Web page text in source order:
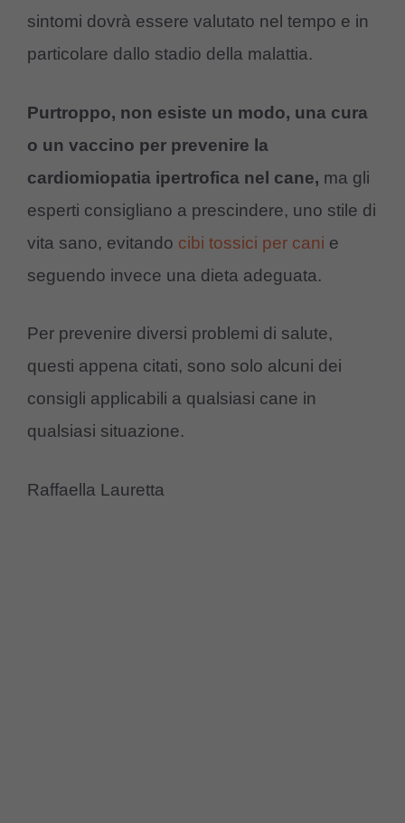
sintomi dovrà essere valutato nel tempo e in
particolare dallo stadio della malattia.
Purtroppo, non esiste un modo, una cura
o un vaccino per prevenire la
cardiomiopatia ipertrofica nel cane, ma gli
esperti consigliano a prescindere, uno stile di
vita sano, evitando cibi tossici per cani e
seguendo invece una dieta adeguata.
Per prevenire diversi problemi di salute,
questi appena citati, sono solo alcuni dei
consigli applicabili a qualsiasi cane in
qualsiasi situazione.
Raffaella Lauretta